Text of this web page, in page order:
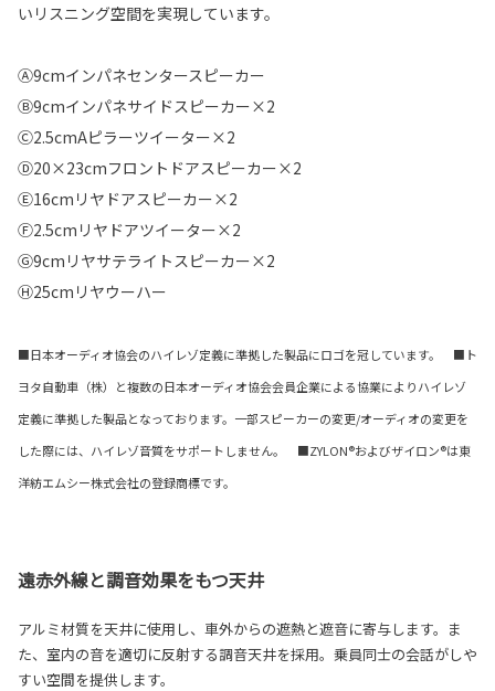
いリスニング空間を実現しています。
Ⓐ9cmインパネセンタースピーカー
Ⓑ9cmインパネサイドスピーカー×2
Ⓒ2.5cmAピラーツイーター×2
Ⓓ20×23cmフロントドアスピーカー×2
Ⓔ16cmリヤドアスピーカー×2
Ⓕ2.5cmリヤドアツイーター×2
Ⓖ9cmリヤサテライトスピーカー×2
Ⓗ25cmリヤウーハー
■日本オーディオ協会のハイレゾ定義に準拠した製品にロゴを冠しています。 ■ト
ヨタ自動車（株）と複数の日本オーディオ協会会員企業による協業によりハイレゾ
定義に準拠した製品となっております。一部スピーカーの変更/オーディオの変更を
した際には、ハイレゾ音質をサポートしません。 ■ZYLON®およびザイロン®は東
洋紡エムシー株式会社の登録商標です。
遠赤外線と調音効果をもつ天井
アルミ材質を天井に使用し、車外からの遮熱と遮音に寄与します。ま
た、室内の音を適切に反射する調音天井を採用。乗員同士の会話がしや
すい空間を提供します。